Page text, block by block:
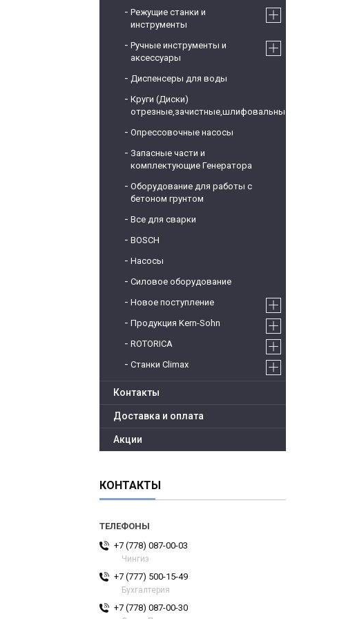
Режущие станки и
инструменты
Ручные инструменты и
аксессуары
Диспенсеры для воды
Круги (Диски)
отрезные,зачистные,шлифовальные
Опрессовочные насосы
Запасные части и
комплектующие Генератора
Оборудование для работы с
бетоном грунтом
Все для сварки
BOSCH
Насосы
Силовое оборудование
Новое поступление
Продукция Kern-Sohn
ROTORICA
Станки Climax
Контакты
Доставка и оплата
Акции
КОНТАКТЫ
+7 (778) 087-00-03
Чингиз
+7 (777) 500-15-49
Бухгалтерия
+7 (778) 087-00-30